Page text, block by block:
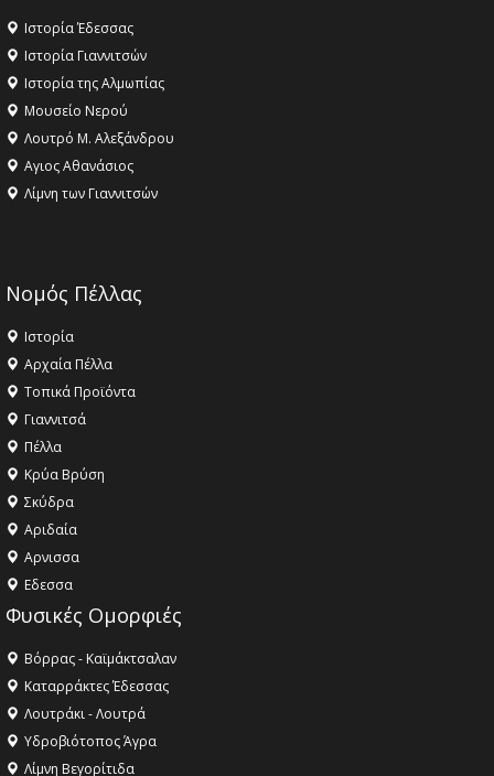
Ιστορία Έδεσσας
Ιστορία Γιαννιτσών
Ιστορία της Αλμωπίας
Μουσείο Νερού
Λουτρό Μ. Αλεξάνδρου
Αγιος Αθανάσιος
Λίμνη των Γιαννιτσών
Νομός Πέλλας
Ιστορία
Αρχαία Πέλλα
Τοπικά Προϊόντα
Γιαννιτσά
Πέλλα
Κρύα Βρύση
Σκύδρα
Αριδαία
Aρνισσα
Eδεσσα
Φυσικές Ομορφιές
Βόρρας - Καϊμάκτσαλαν
Καταρράκτες Έδεσσας
Λουτράκι - Λουτρά
Υδροβιότοπος Άγρα
Λίμνη Βεγορίτιδα